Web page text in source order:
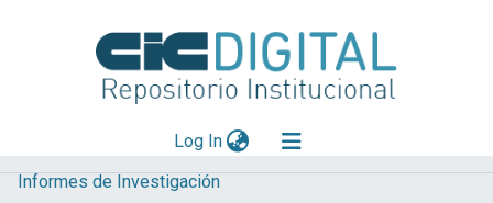
Log In(current)
Explorar
Informes de Investigación